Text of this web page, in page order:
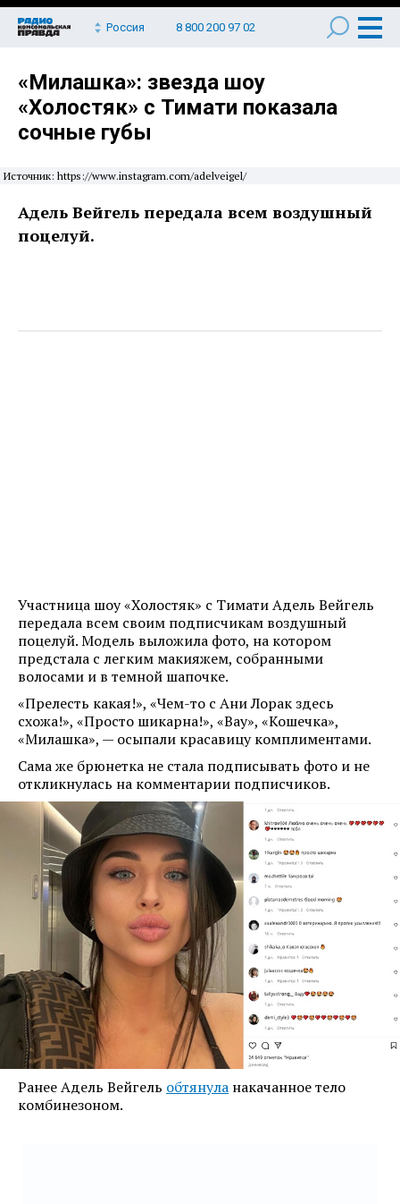
Россия 8 800 200 97 02
«Милашка»: звезда шоу
«Холостяк» с Тимати показала
сочные губы
Источник: https://www.instagram.com/adelveigel/
Адель Вейгель передала всем воздушный
поцелуй.
Участница шоу «Холостяк» с Тимати Адель Вейгель
передала всем своим подписчикам воздушный
поцелуй. Модель выложила фото, на котором
предстала с легким макияжем, собранными
волосами и в темной шапочке.
«Прелесть какая!», «Чем-то с Ани Лорак здесь
схожа!», «Просто шикарна!», «Вау», «Кошечка»,
«Милашка», — осыпали красавицу комплиментами.
Сама же брюнетка не стала подписывать фото и не
откликнулась на комментарии подписчиков.
Ранее Адель Вейгель обтянула накачанное тело
комбинезоном.